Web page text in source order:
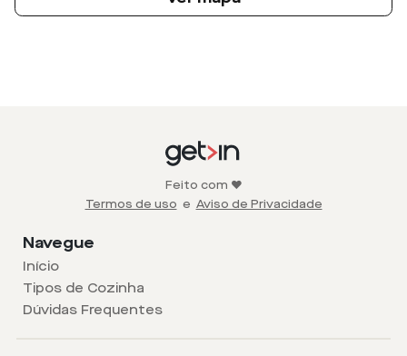
Feito com ❤️
Termos de uso e Aviso de Privacidade
Navegue
Início
Tipos de Cozinha
Dúvidas Frequentes